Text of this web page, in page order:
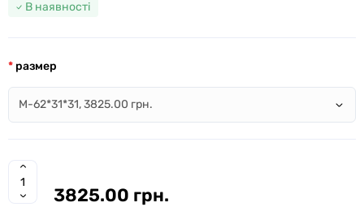
В наявності
размер
3825.00 грн.